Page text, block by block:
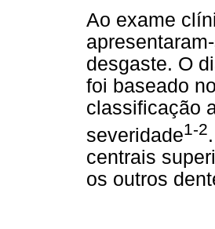
Ao exame
desgaste. O
foi baseado
classificação
severidade1-2
centrais
os outros